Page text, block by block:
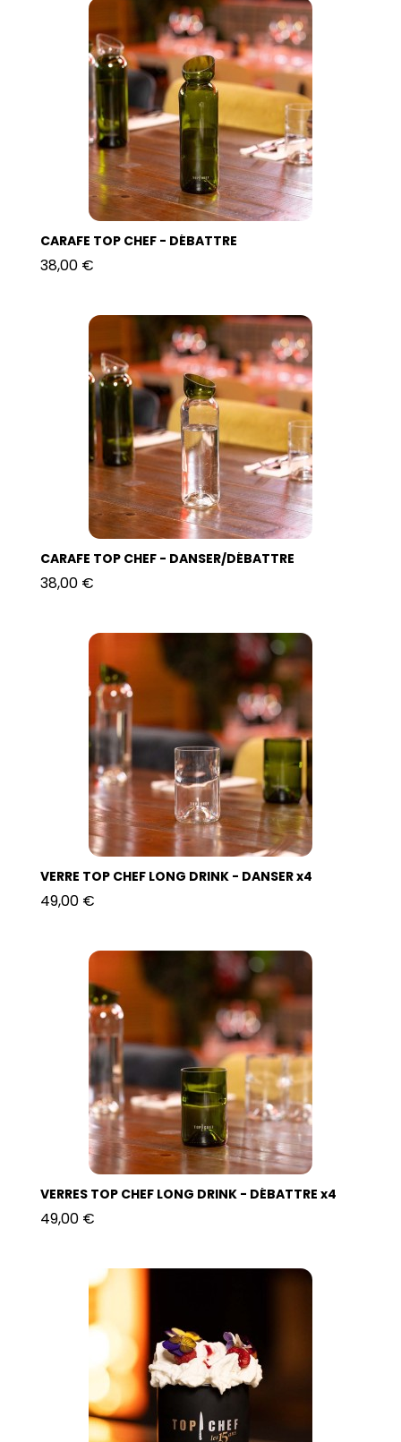
CARAFE TOP CHEF - DÉBATTRE
38,00 €
CARAFE TOP CHEF - DANSER/DÉBATTRE
38,00 €
VERRE TOP CHEF LONG DRINK - DANSER x4
49,00 €
VERRES TOP CHEF LONG DRINK - DÉBATTRE x4
49,00 €